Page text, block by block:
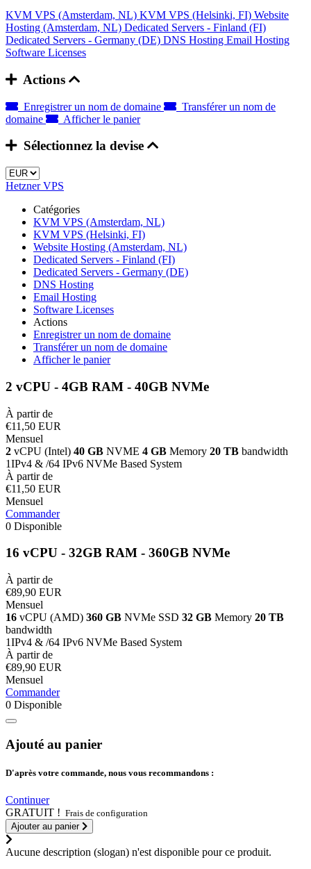
KVM VPS (Amsterdam, NL) KVM VPS (Helsinki, FI) Website
Hosting (Amsterdam, NL) Dedicated Servers - Finland (FI)
Dedicated Servers - Germany (DE) DNS Hosting Email Hosting
Software Licenses
Actions
Enregistrer un nom de domaine
Transférer un nom de
domaine
Afficher le panier
Sélectionnez la devise
Hetzner VPS
Catégories
KVM VPS (Amsterdam, NL)
KVM VPS (Helsinki, FI)
Website Hosting (Amsterdam, NL)
Dedicated Servers - Finland (FI)
Dedicated Servers - Germany (DE)
DNS Hosting
Email Hosting
Software Licenses
Actions
Enregistrer un nom de domaine
Transférer un nom de domaine
Afficher le panier
2 vCPU - 4GB RAM - 40GB NVMe
À partir de
€11,50 EUR
Mensuel
2 vCPU (Intel) 40 GB NVME 4 GB Memory 20 TB bandwidth
1IPv4 & /64 IPv6 NVMe Based System
À partir de
€11,50 EUR
Mensuel
Commander
0 Disponible
16 vCPU - 32GB RAM - 360GB NVMe
À partir de
€89,90 EUR
Mensuel
16 vCPU (AMD) 360 GB NVMe SSD 32 GB Memory 20 TB
bandwidth
1IPv4 & /64 IPv6 NVMe Based System
À partir de
€89,90 EUR
Mensuel
Commander
0 Disponible
Ajouté au panier
D'après votre commande, nous vous recommandons :
Continuer
GRATUIT ! Frais de configuration
Ajouter au panier
Aucune description (slogan) n'est disponible pour ce produit.